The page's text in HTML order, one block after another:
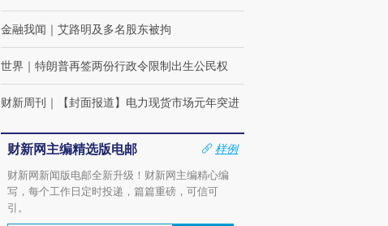
金融我闻 ｜ 艾路明及多名股东被拘
世界 ｜ 特朗普再签两份行政令限制出生公民权
财新周刊 ｜ 【封面报道】电力现货市场元年突进
财新网主编精选版电邮
样例
财新网新闻版电邮全新升级！财新网主编精心编
写，每个工作日定时投递，篇篇重磅，可信可
引。